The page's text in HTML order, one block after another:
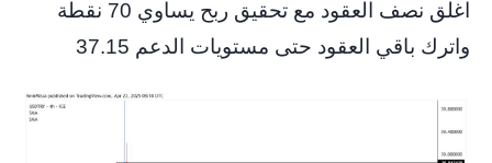
اغلق نصف العقود مع تحقيق ربح يساوي 70 نقطة
واترك باقي العقود حتى مستويات الدعم 37.15